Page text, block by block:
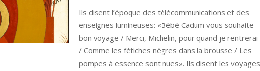
Ils disent l’époque des télécommunications et des
enseignes lumineuses: «Bébé Cadum vous souhaite
bon voyage / Merci, Michelin, pour quand je rentrerai
/ Comme les fétiches nègres dans la brousse / Les
pompes à essence sont nues». Ils disent les voyages